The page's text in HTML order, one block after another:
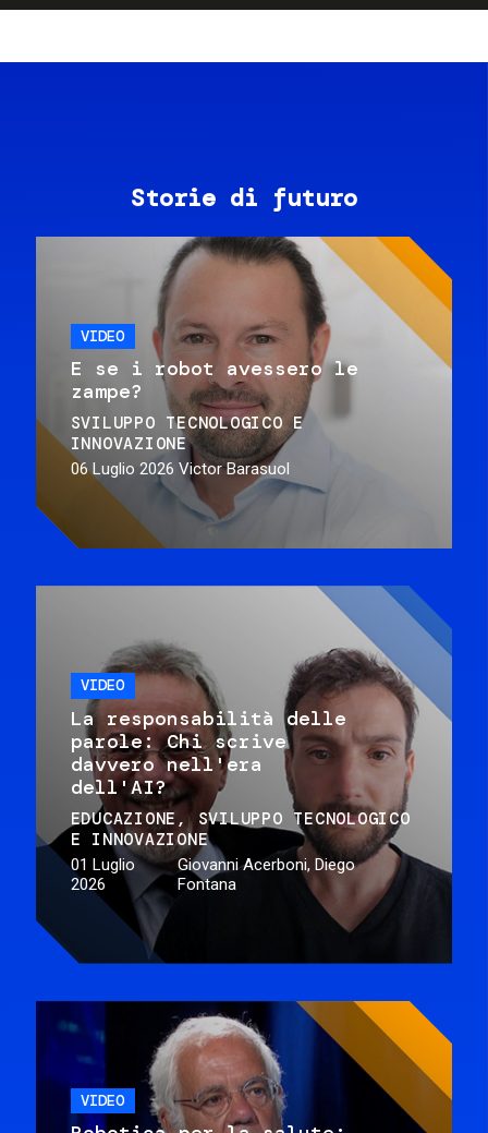
Storie di futuro
VIDEO
E se i robot avessero le
zampe?
SVILUPPO TECNOLOGICO E
INNOVAZIONE
06 Luglio 2026 Victor Barasuol
VIDEO
La responsabilità delle
parole: Chi scrive
davvero nell'era
dell'AI?
EDUCAZIONE
SVILUPPO TECNOLOGICO
E INNOVAZIONE
01 Luglio
2026
Giovanni Acerboni, Diego
Fontana
VIDEO